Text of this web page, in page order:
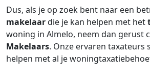
Dus, als je op zoek bent naar een
makelaardie je kan helpen met het
woning in Almelo, neem dan gerust
Makelaars. Onze ervaren taxateurs
helpen met al je